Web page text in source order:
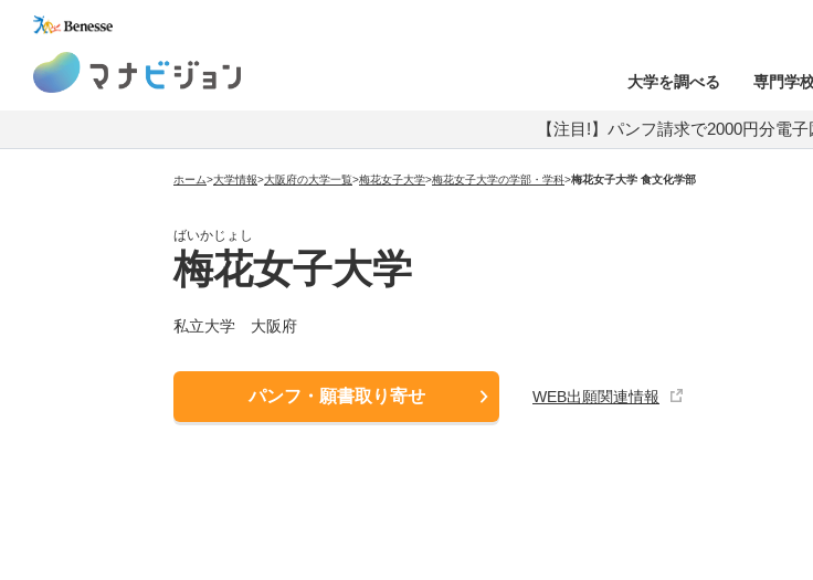
大学を調べる 専門学
【注目!】パンフ請求で2000円分電
ホーム>大学情報>大阪府の大学一覧>梅花女子大学>梅花女子大学の学部・学科>梅花女子大学 食文化学部
ばいかじょし
梅花女子大学
私立大学 大阪府
パンフ・願書取り寄せ WEB出願関連情報